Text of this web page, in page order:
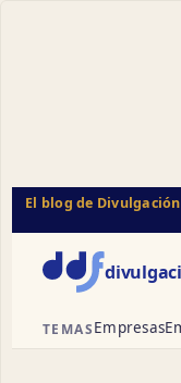
El blog de
TEMASEmpresas